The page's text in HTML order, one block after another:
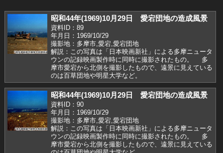
昭和44年(1969)10月29日 愛宕団地の造成風景
資料ID：89
年月日：1969/10/29
撮影地：多摩市,愛宕,愛宕団地
解説：この写真は「日本映画新社」による多摩ニュータ
ウンの記録映画製作時に同時に撮影されたもの。 多
摩市愛宕から北側を撮影したもので、遠景に見えている
のは百草団地や明星大学など。
昭和44年(1969)10月29日 愛宕団地の造成風景
資料ID：90
年月日：1969/10/29
撮影地：多摩市,愛宕,愛宕団地
解説：この写真は「日本映画新社」による多摩ニュータ
ウンの記録映画製作時に同時に撮影されたもの。 多
摩市愛宕から北側を撮影したもので、遠景に見えている